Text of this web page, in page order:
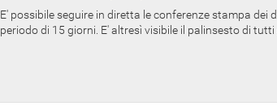
E' possibile seguire in diretta le conferenze stampa
periodo di 15 giorni. E' altresì visibile il palinsesto di